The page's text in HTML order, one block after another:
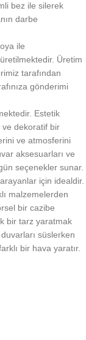
bez ile silerek
darbe
ile
Üretim
tarafından
gönderimi
Estetik
ve dekoratif bir
ve atmosferini
aksesuarları ve
seçenekler sunar.
için idealdir.
malzemelerden
bir cazibe
bir tarz yaratmak
süslerken
bir hava yaratır.